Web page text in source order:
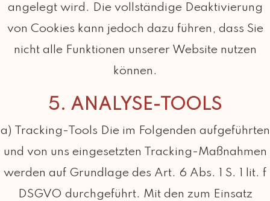
angelegt wird. Die vollständige Deaktivierung
von Cookies kann jedoch dazu führen, dass Sie
nicht alle Funktionen unserer Website nutzen
können.
5. ANALYSE-TOOLS
a) Tracking-Tools Die im Folgenden aufgeführten
und von uns eingesetzten Tracking-Maßnahmen
werden auf Grundlage des Art. 6 Abs. 1 S. 1 lit. f
DSGVO durchgeführt. Mit den zum Einsatz